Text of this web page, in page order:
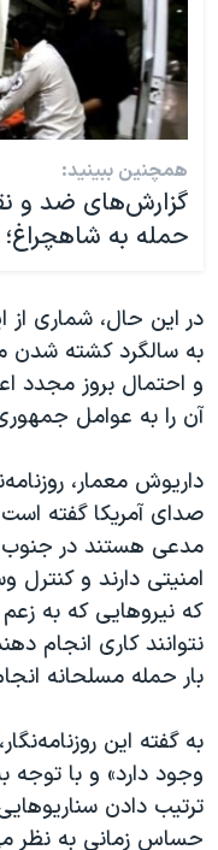
همچنین ببینید:
گزارش‌های ضد و
حمله به
در این حال، شماری از
به سالگرد کشته شدن
و احتمال بروز مجدد
آن را به عوامل
داریوش معمار،‌
صدای آمریکا گفته
مدعی هستند در جنوب
امنیتی دارند و
که نیروهایی که به
نتوانند کاری انجام
بار حمله مسلحانه
به گفته این
وجود دارد» و با
ترتیب دادن
حساس زمانی به نظر